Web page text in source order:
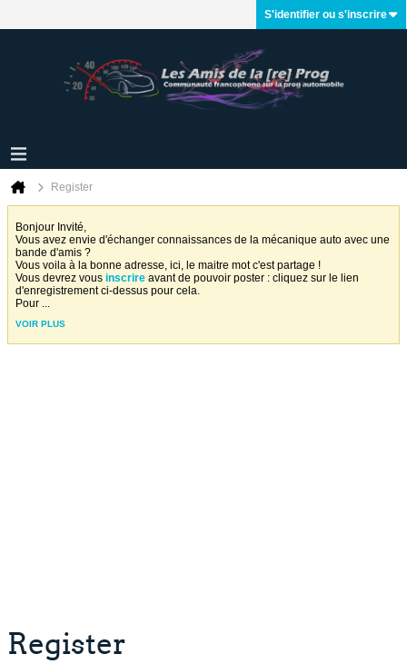
S'identifier ou s'inscrire
Register
Bonjour Invité,
Vous avez envie d'échanger connaissances de la mécanique auto avec une
bande d'amis ?
Vous voila à la bonne adresse, ici, le maitre mot c'est partage !
Vous devrez vous inscrire avant de pouvoir poster : cliquez sur le lien
d'enregistrement ci-dessus pour cela.
Pour ...
VOIR PLUS
Register